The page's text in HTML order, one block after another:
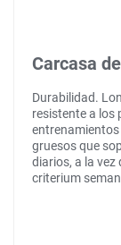
Carcasa
Durabilidad.
resistente a los
gruesos que
diarios, a la vez
criterium